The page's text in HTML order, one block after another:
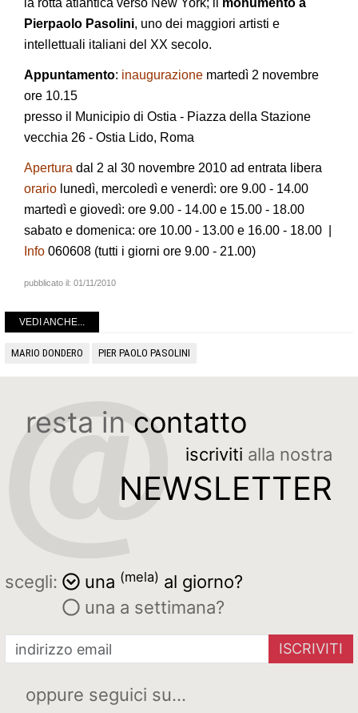
la rotta atlantica verso New York;
monumento a
Pierpaolo Pasolini, uno dei maggiori artisti e
intellettuali italiani del XX secolo.
Appuntamento: inaugurazione martedì 2 novembre
ore 10.15
presso il Municipio di Ostia - Piazza della Stazione
vecchia 26 - Ostia Lido, Roma
Apertura dal 2 al 30 novembre 2010 ad entrata libera
orario lunedì, mercoledì e venerdì: ore 9.00 - 14.00
martedì e giovedì: ore 9.00 - 14.00 e 15.00 - 18.00
sabato e domenica: ore 10.00 - 13.00 e 16.00 - 18.00 |
Info 060608 (tutti i giorni ore 9.00 - 21.00)
pubblicato il: 01/11/2010
VEDI ANCHE...
MARIO DONDERO PIER PAOLO PASOLINI
resta in contatto
iscriviti alla nostra
NEWSLETTER
scegli: una (mela) al giorno?
una a settimana?
ISCRIVITI
oppure seguici su...